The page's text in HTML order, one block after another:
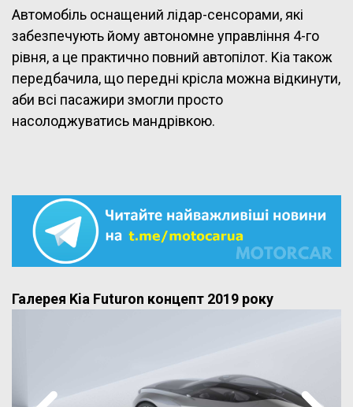
Автомобіль оснащений лідар-сенсорами, які
забезпечують йому автономне управління 4-го
рівня, а це практично повний автопілот. Kia також
передбачила, що передні крісла можна відкинути,
аби всі пасажири змогли просто
насолоджуватись мандрівкою.
Галерея Kia Futuron концепт 2019 року